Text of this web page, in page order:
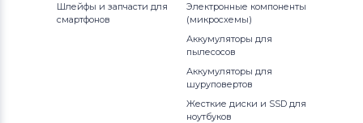
Шлейфы и запчасти для
смартфонов
Электронные компоненты
(микросхемы)
Аккумуляторы для
пылесосов
Аккумуляторы для
шуруповертов
Жесткие диски и SSD для
ноутбуков